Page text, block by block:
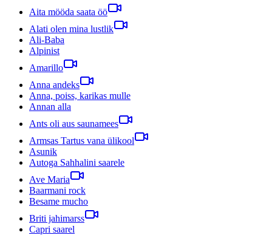
Aita mööda saata öö
Alati olen mina lustlik
Ali-Baba
Alpinist
Amarillo
Anna andeks
Anna, poiss, karikas mulle
Annan alla
Ants oli aus saunamees
Armsas Tartus vana ülikool
Asunik
Autoga Sahhalini saarele
Ave Maria
Baarmani rock
Besame mucho
Briti jahimarss
Capri saarel